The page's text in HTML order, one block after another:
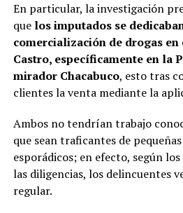
En particular, la investigación
que los imputados se
comercialización de drogas
Castro, específicamente en la
mirador Chacabuco, esto tras
clientes la venta mediante la
Ambos no tendrían trabajo
que sean traficantes de
esporádicos; en efecto, según
las diligencias, los delincuentes
regular.